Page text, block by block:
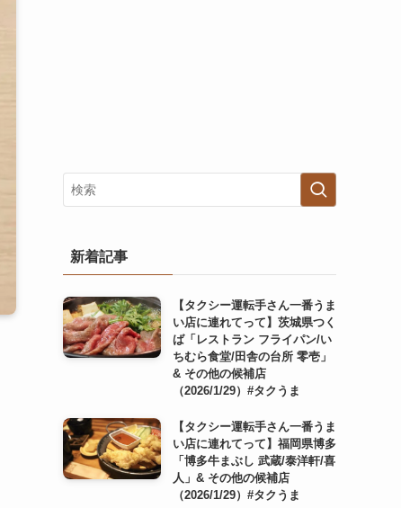
新着記事
【タクシー運転手さん一番うま
い店に連れてって】茨城県つく
ば「レストラン フライパン/い
ちむら食堂/田舎の台所 零壱」
& その他の候補店
（2026/1/29）#タクうま
【タクシー運転手さん一番うま
い店に連れてって】福岡県博多
「博多牛まぶし 武蔵/泰洋軒/喜
人」& その他の候補店
（2026/1/29）#タクうま